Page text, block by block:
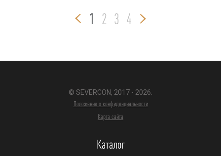
1 2 3 4
© SEVERCON, 2017 - 2026.
Положение о конфиденциальности
Карта сайта
Каталог